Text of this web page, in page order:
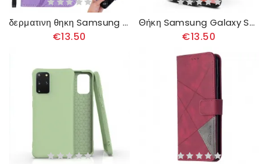
δερματινη θηκη Samsung Galaxy S20 Plus / S20 Plus 5G Μαγεμένες Πεταλούδες
€13.50
Θήκη Samsung Galaxy S20 Plus / S20 Plus 5G Επιζών
€13.50